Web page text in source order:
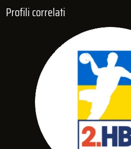
Profili correlati